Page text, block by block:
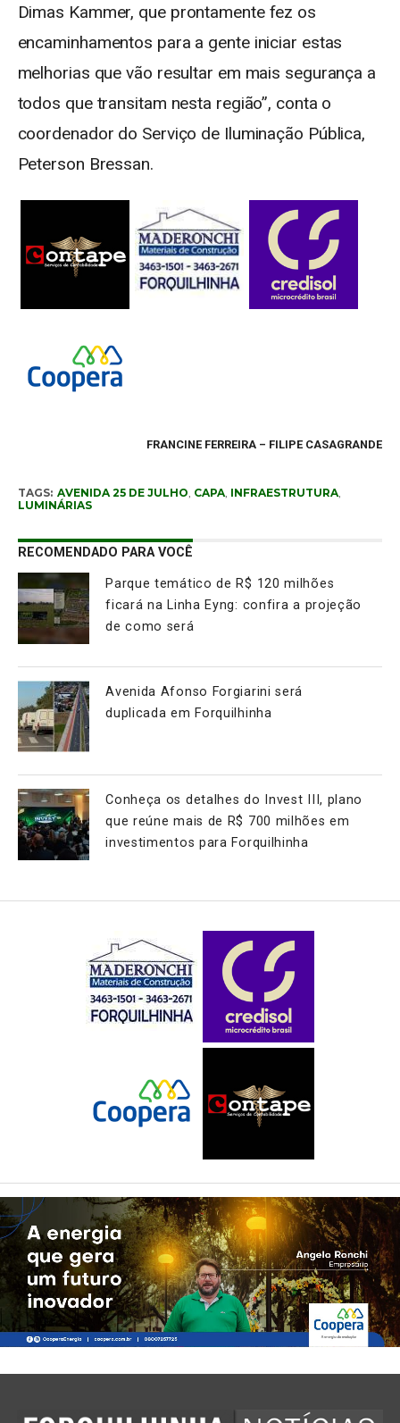
Dimas Kammer, que prontamente fez os
encaminhamentos para a gente iniciar estas
melhorias que vão resultar em mais segurança a
todos que transitam nesta região”, conta o
coordenador do Serviço de Iluminação Pública,
Peterson Bressan.
FRANCINE FERREIRA – FILIPE CASAGRANDE
TAGS: AVENIDA 25 DE JULHO CAPA, INFRAESTRUTURA,
LUMINÁRIAS
RECOMENDADO PARA VOCÊ
Parque temático de R$ 120 milhões
ficará na Linha Eyng: confira a projeção
de como será
Avenida Afonso Forgiarini será
duplicada em Forquilhinha
Conheça os detalhes do Invest III, plano
que reúne mais de R$ 700 milhões em
investimentos para Forquilhinha